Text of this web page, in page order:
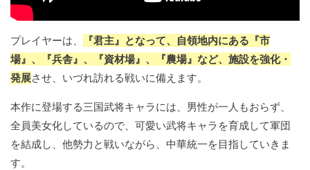
プレイヤーは、
『君主』となって、自領地内にある『市
場』、『兵舎』、『資材場』、『農場』など、施設を強化・
発展させ、いづれ訪れる戦いに備えます。
本作に登場する三国武将キャラには、男性が一人もおらず、
全員美女化しているので、可愛い武将キャラを育成して軍団
を結成し、他勢力と戦いながら、中華統一を目指していきま
す。